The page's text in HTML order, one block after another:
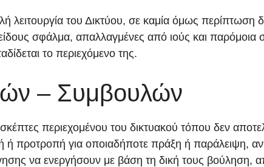
του Δικτύου, σε καμία όμως περίπτωση
σφάλμα, απαλλαγμένες από ιούς και παρόμοια
το περιεχόμενο της.
– Συμβουλών
περιεχομένου του δικτυακού τόπου δεν
για οποιαδήποτε πράξη ή παράλειψη,
να ενεργήσουν με βάση τη δική τους βούληση,